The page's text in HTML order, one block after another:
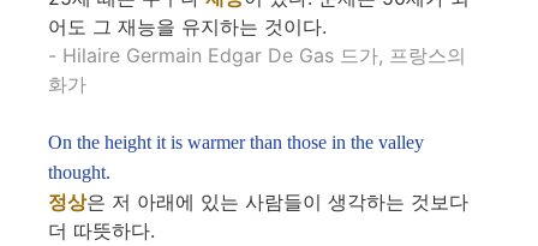
어도 그 재능을 유지하는 것이다.
- Hilaire Germain Edgar De Gas 드가, 프랑스의
화가
On the height it is warmer than those in the valley
thought.
정상은 저 아래에 있는 사람들이 생각하는 것보다
더 따뜻하다.